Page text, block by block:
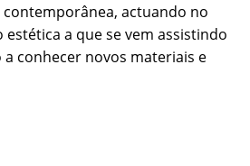
actuando no
a que se vem assistindo
conhecer novos materiais e